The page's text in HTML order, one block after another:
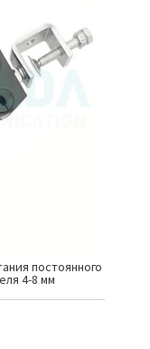
постоянного
4-8 мм